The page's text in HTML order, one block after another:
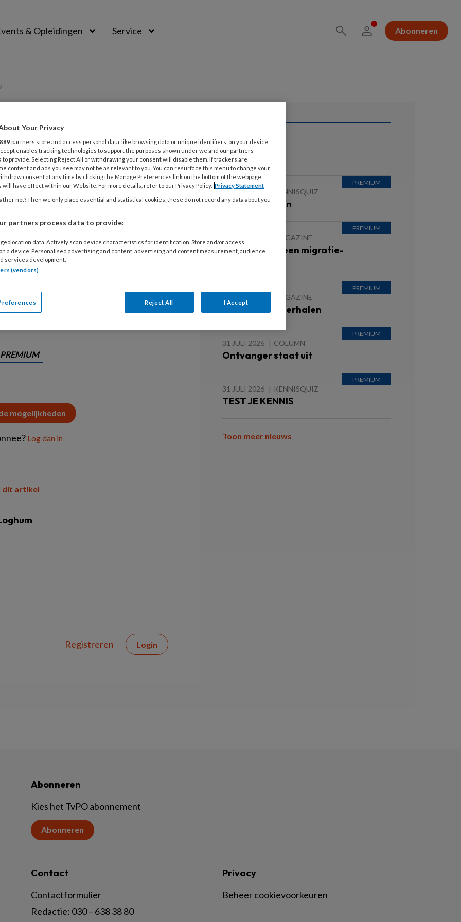
& Opleidingen Service Abonneren
Opslaan Reacties 0 Delen
adipositas
vermoeidheid kan er sprake zijn
door adipositas. In dat
PREMIUM
mogelijkheden
Log dan in
dit artikel
Registreren Login
Lees ook
31 JULI 2026 KENNISQUIZ
De antwoorden
MAGAZINE
Vrouwen met een migratie-
MAGAZINE
Inspirerende verhalen
31 JULI 2026 COLUMN
Ontvanger staat uit
31 JULI 2026 KENNISQUIZ
TEST JE KENNIS
Toon meer nieuws
Abonneren
Kies het TvPO abonnement
Abonneren
Contact
Contactformulier
Redactie: 030 – 638 38 80
Privacy
Beheer cookievoorkeuren
Your Privacy
889 partners store and access personal data, like browsing data or unique identifiers, on your device.
enables tracking technologies to support the purposes shown under we and our partners
to provide. Selecting Reject All or withdrawing your consent will disable them. If trackers are
content and ads you see may not be as relevant to you. You can resurface this menu to change your
consent at any time by clicking the Manage Preferences link on the bottom of the webpage.
will have effect within our Website. For more details, refer to our Privacy Policy. Privacy Statement
not? Then we only place essential and statistical cookies, these do not record any data about you
partners process data to provide:
data. Actively scan device characteristics for identification. Store and/or access
a device. Personalised advertising and content, advertising and content measurement, audience
services development.
(vendors)
Reject All I Accept